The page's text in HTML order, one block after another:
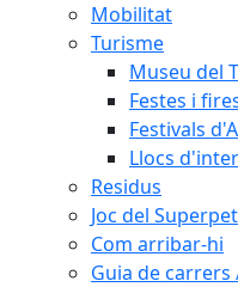
Mobilitat
Turisme
Museu del
Festes i
Festivals
Llocs
Residus
Joc del
Com arribar-hi
Guia de carrers